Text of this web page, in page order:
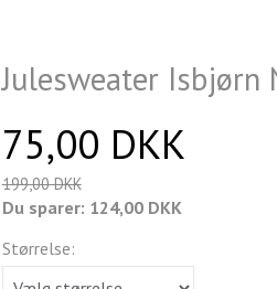
Julesweater
75,00 DKK
199,00 DKK
Du sparer: 124,00 DKK
Størrelse: